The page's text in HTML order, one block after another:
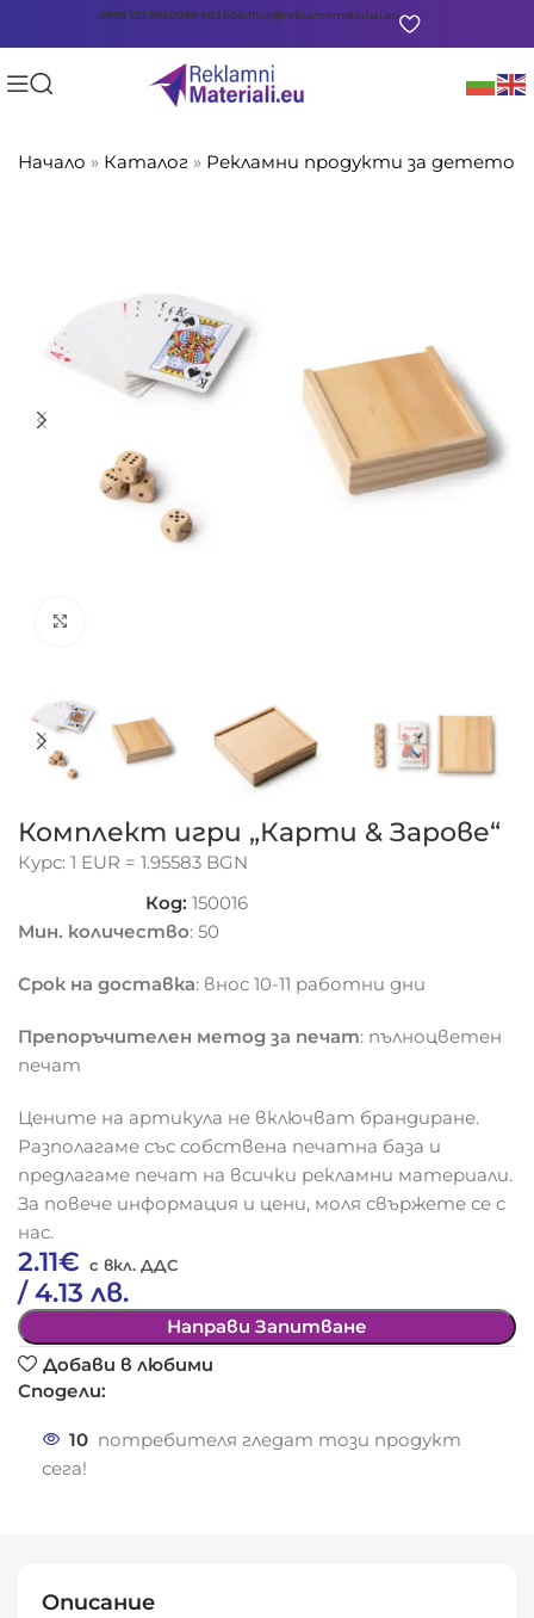
0878 722 8650888 903 601office@reklamnimateriali.eu
Начало » Каталог » Рекламни продукти за детето
Комплект игри „Карти & Зарове“
Курс: 1 EUR = 1.95583 BGN
Код:150016
Мин. количество: 50
Срок на доставка: внос 10-11 работни дни
Препоръчителен метод за печат: пълноцветен
печат
Цените на артикула не включват брандиране.
Разполагаме със собствена печатна база и
предлагаме печат на всички рекламни материали.
За повече информация и цени, моля свържете се с
нас.
2.11€
/ 4.13 лв.
Направи Запитване
Добави в любими
Сподели:
10 потребителя гледат този продукт
сега!
Описание